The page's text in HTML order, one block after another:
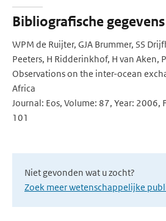
Bibliografische gegevens
WPM de Ruijter, GJA Brummer, SS
Peeters, H Ridderinkhof, H van Aken,
Observations on the inter-ocean
Africa
Journal: Eos, Volume: 87, Year: 2006,
101
Niet gevonden wat u zocht?
Zoek meer wetenschappelijke